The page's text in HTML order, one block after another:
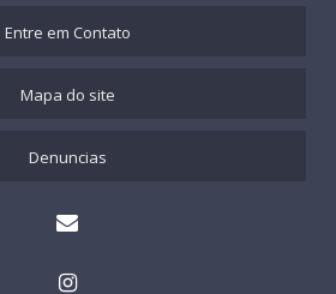
Entre em Contato
Mapa do site
Denuncias